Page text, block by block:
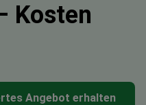
Kosten
Angebot erhalten